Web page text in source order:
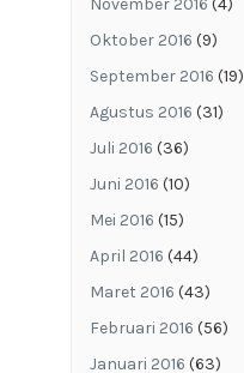
Oktober 2016 (9)
September 2016 (19)
Agustus 2016 (31)
Juli 2016 (36)
Juni 2016 (10)
Mei 2016 (15)
April 2016 (44)
Maret 2016 (43)
Februari 2016 (56)
Januari 2016 (63)